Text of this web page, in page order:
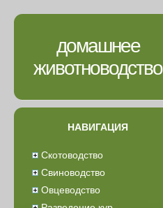
домашнее
животноводство
НАВИГАЦИЯ
Скотоводство
Свиноводство
Овцеводство